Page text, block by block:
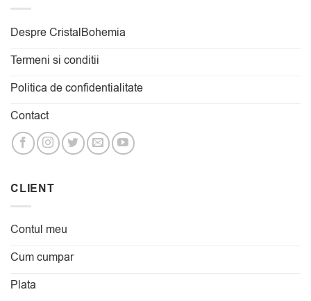
Despre CristalBohemia
Termeni si conditii
Politica de confidentialitate
Contact
CLIENT
Contul meu
Cum cumpar
Plata